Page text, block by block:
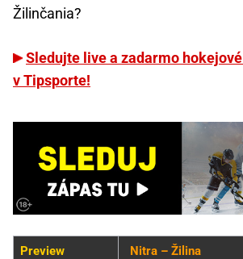
Žilinčania?
Sledujte live a zadarmo
v Tipsporte!
Preview Nitra – Žilina